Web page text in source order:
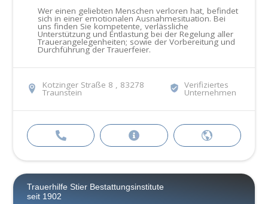
Wer einen geliebten Menschen verloren hat, befindet
sich in einer emotionalen Ausnahmesituation. Bei
uns finden Sie kompetente, verlässliche
Unterstützung und Entlastung bei der Regelung aller
Trauerangelegenheiten; sowie der Vorbereitung und
Durchführung der Trauerfeier.
Kotzinger Straße 8 , 83278
Traunstein
Verifiziertes
Unternehmen
Trauerhilfe Stier Bestattungsinstitute
seit 1902